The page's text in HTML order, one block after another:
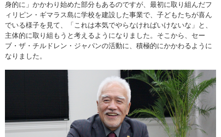
身的に」かかわり始めた部分もあるのですが、最初に取り組んだフ
ィリピン・ギマラス島に学校を建設した事業で、子どもたちが喜ん
でいる様子を見て、「これは本気でやらなければいけないな」と、
主体的に取り組もうと考えるようになりました。そこから、セー
ブ・ザ・チルドレン・ジャパンの活動に、積極的にかかわるように
なりました。